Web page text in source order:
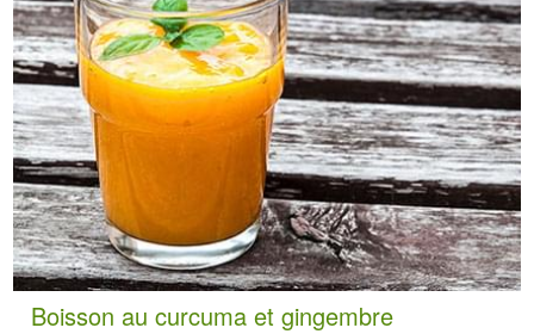
Boisson au curcuma et gingembre